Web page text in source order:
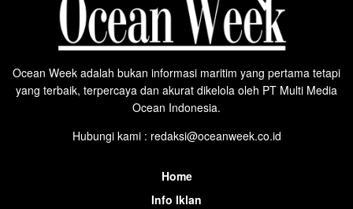
Ocean Week adalah bukan informasi maritim yang pertama tetapi
yang terbaik, terpercaya dan akurat dikelola oleh PT Multi Media
Ocean Indonesia.
Hubungi kami : redaksi@oceanweek.co.id
Home
Info Iklan